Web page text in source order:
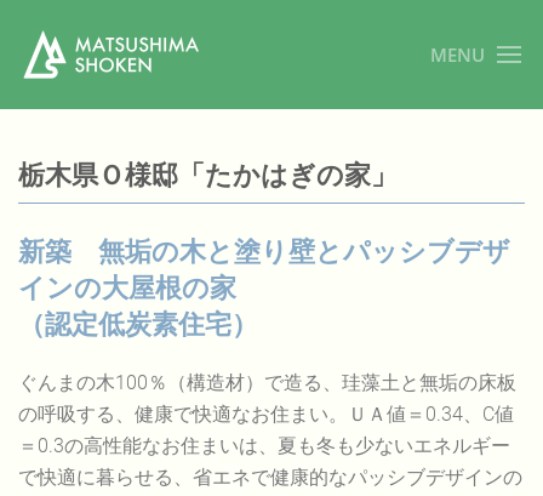
MENU
栃木県Ｏ様邸「たかはぎの家」
新築 無垢の木と塗り壁とパッシブデザ
インの大屋根の家
（認定低炭素住宅）
ぐんまの木100％（構造材）で造る、珪藻土と無垢の床板
の呼吸する、健康で快適なお住まい。ＵＡ値＝0.34、C値
＝0.3の高性能なお住まいは、夏も冬も少ないエネルギー
で快適に暮らせる、省エネで健康的なパッシブデザインの